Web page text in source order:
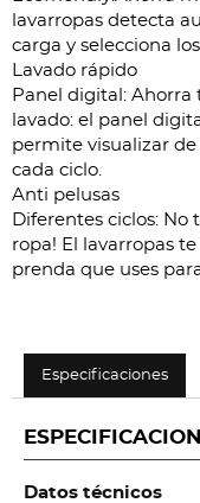
lavarropas detecta
carga y selecciona
Lavado rápido
Panel digital: Ahorra
lavado: el panel
permite visualizar
cada ciclo.
Anti pelusas
Diferentes ciclos:
ropa! El lavarropas
prenda que uses
Especificaciones
Datos técnicos